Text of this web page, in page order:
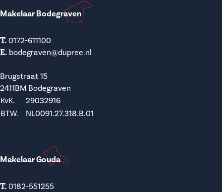
Makelaar Bodegraven
T. 0172-611100
E. bodegraven@dupree.nl
Brugstraat 15
2411BM Bodegraven
KvK.
29032916
BTW.
NL0091.27.318.B.01
Makelaar Gouda
T. 0182-551255